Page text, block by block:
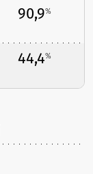
90,9%
44,4%